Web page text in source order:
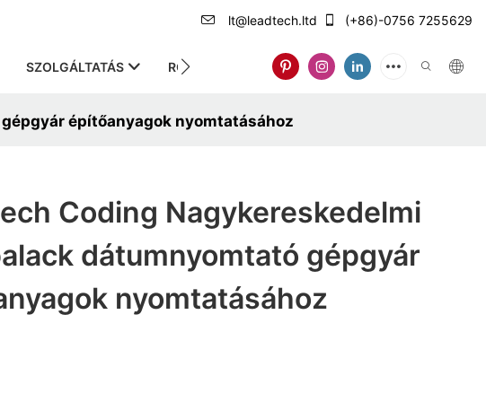
lt@leadtech.ltd (+86)-0756 7255629
SZOLGÁLTATÁS RÓLUNK
építőanyagok nyomtatásához
Coding Nagykereskedelmi
dátumnyomtató gépgyár
nyomtatásához